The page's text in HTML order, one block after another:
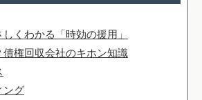
くわかる「時効の援用」
権回収会社のキホン知識
ング